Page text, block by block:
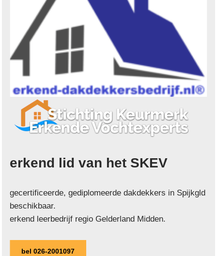
erkend lid van het SKEV
gecertificeerde, gediplomeerde dakdekkers in Spijkgld
beschikbaar.
erkend leerbedrijf regio Gelderland Midden.
bel 026-2001097